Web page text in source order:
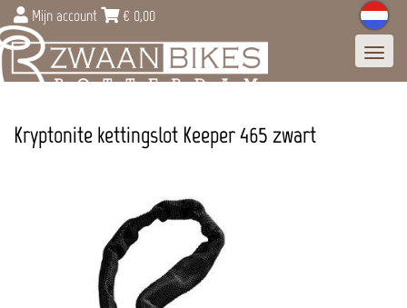
Mijn account € 0,00
Kryptonite kettingslot Keeper 465 zwart